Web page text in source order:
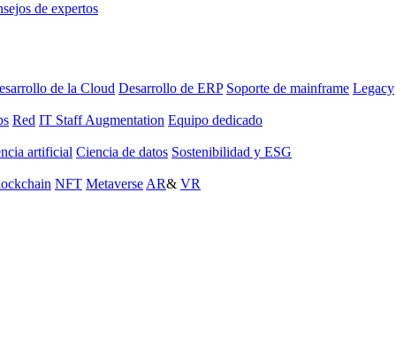
de expertos
de la Cloud Desarrollo de ERP Soporte de mainframe Legacy
Red IT Staff Augmentation Equipo dedicado
artificial Ciencia de datos Sostenibilidad y ESG
NFT Metaverse AR& VR